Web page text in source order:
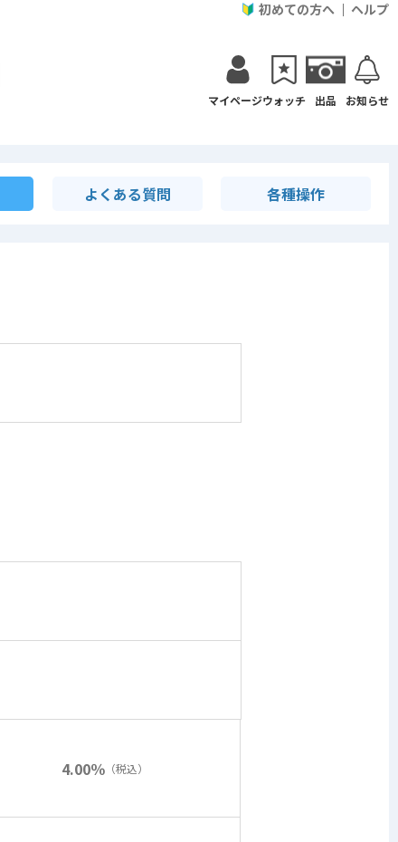
初めての方へ ヘルプ
マイページウォッチ 出品 お知らせ
よくある質問 各種操作
4.00％ （税込）